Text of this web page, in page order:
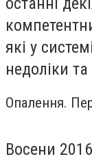
які у
недоліки
Опалення.
Восени